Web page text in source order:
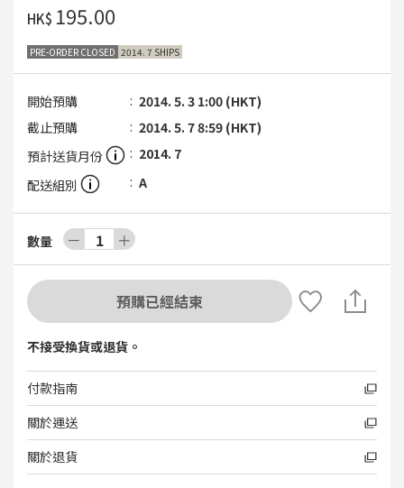
HK$ ‌195.00
PRE-ORDER CLOSED 2014. 7 SHIPS
開始預購
2014. 5. 3 1:00 (HKT)
截止預購
2014. 5. 7 8:59 (HKT)
預計送貨月份
2014. 7
配送組別
A
數量 － 1 ＋
預購已經結束
不接受換貨或退貨。
付款指南
關於運送
關於退貨